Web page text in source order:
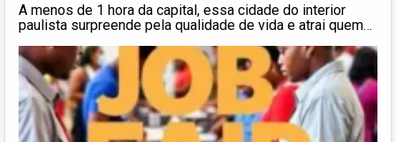
A menos de 1 hora da capital, essa cidade do interior
paulista surpreende pela qualidade de vida e atrai quem